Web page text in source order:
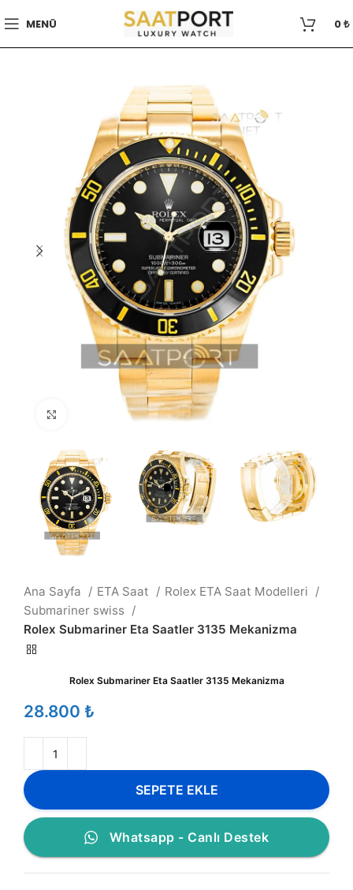
MENÜ 0₺
Büyütmek için tıklayın
Ana Sayfa ETA Saat
Rolex ETA Saat Modelleri
Submariner swiss
Rolex Submariner Eta Saatler 3135 Mekanizma
Rolex Submariner Eta Saatler 3135 Mekanizma
₺
SEPETE EKLE
Whatsapp - Canlı Destek